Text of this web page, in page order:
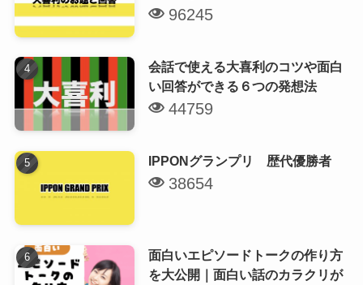
96245
会話で使える大喜利のコツや面白
い回答ができる６つの発想法
44759
IPPONグランプリ 歴代優勝者
38654
面白いエピソードトークの作り方
を大公開｜面白い話のカラクリが